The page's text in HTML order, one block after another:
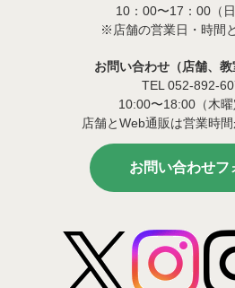
10：00〜17：00（日
※店舗の営業日・時間
お問い合わせ（店舗、教
TEL 052-892-
10:00〜18:00（木曜
店舗とWeb通販は営業時間
お問い合わせフ